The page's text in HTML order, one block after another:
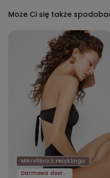
Może Ci się także
Mikrofibra z recyklingu
Darmowa dostawa